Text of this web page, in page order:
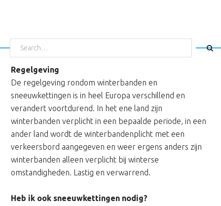
hoofd
inhoud
voettekst
SEARCH
FOR:
WINTERBANDEN
Regelgeving
De regelgeving rondom winterbanden en
sneeuwkettingen is in heel Europa verschillend en
verandert voortdurend. In het ene land zijn
winterbanden verplicht in een bepaalde periode, in een
ander land wordt de winterbandenplicht met een
verkeersbord aangegeven en weer ergens anders zijn
winterbanden alleen verplicht bij winterse
omstandigheden. Lastig en verwarrend.
Heb ik ook sneeuwkettingen nodig?